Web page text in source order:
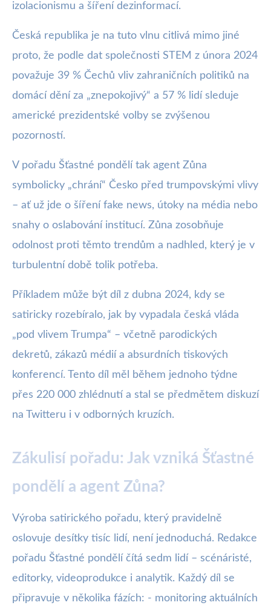
izolacionismu a šíření dezinformací.
Česká republika je na tuto vlnu citlivá mimo jiné
proto, že podle dat společnosti STEM z února 2024
považuje 39 % Čechů vliv zahraničních politiků na
domácí dění za „znepokojivý“ a 57 % lidí sleduje
americké prezidentské volby se zvýšenou
pozorností.
V pořadu Šťastné pondělí tak agent Zůna
symbolicky „chrání“ Česko před trumpovskými vlivy
– ať už jde o šíření fake news, útoky na média nebo
snahy o oslabování institucí. Zůna zosobňuje
odolnost proti těmto trendům a nadhled, který je v
turbulentní době tolik potřeba.
Příkladem může být díl z dubna 2024, kdy se
satiricky rozebíralo, jak by vypadala česká vláda
„pod vlivem Trumpa“ – včetně parodických
dekretů, zákazů médií a absurdních tiskových
konferencí. Tento díl měl během jednoho týdne
přes 220 000 zhlédnutí a stal se předmětem diskuzí
na Twitteru i v odborných kruzích.
Zákulisí pořadu: Jak vzniká Šťastné
pondělí a agent Zůna?
Výroba satirického pořadu, který pravidelně
oslovuje desítky tisíc lidí, není jednoduchá. Redakce
pořadu Šťastné pondělí čítá sedm lidí – scénáristé,
editorky, videoprodukce i analytik. Každý díl se
připravuje v několika fázích: - monitoring aktuálních